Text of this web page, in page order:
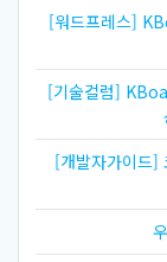
[워드프레스]
[기술컬럼]
[개발자가이드]